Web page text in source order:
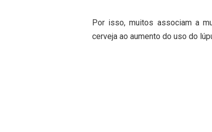
Por isso, muitos associam a
cerveja ao aumento do uso do